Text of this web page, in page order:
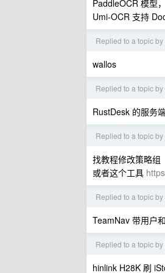
PaddleOCR 模型
Umi-OCR 支持
Replied to a topic by
wallos
Replied to a topic by
RustDesk 的服务
Replied to a topic by
找教程修改策略组
或者这个工具
Replied to a topic by
TeamNav 带用户
Replied to a topic by
hinlink H28K 刷